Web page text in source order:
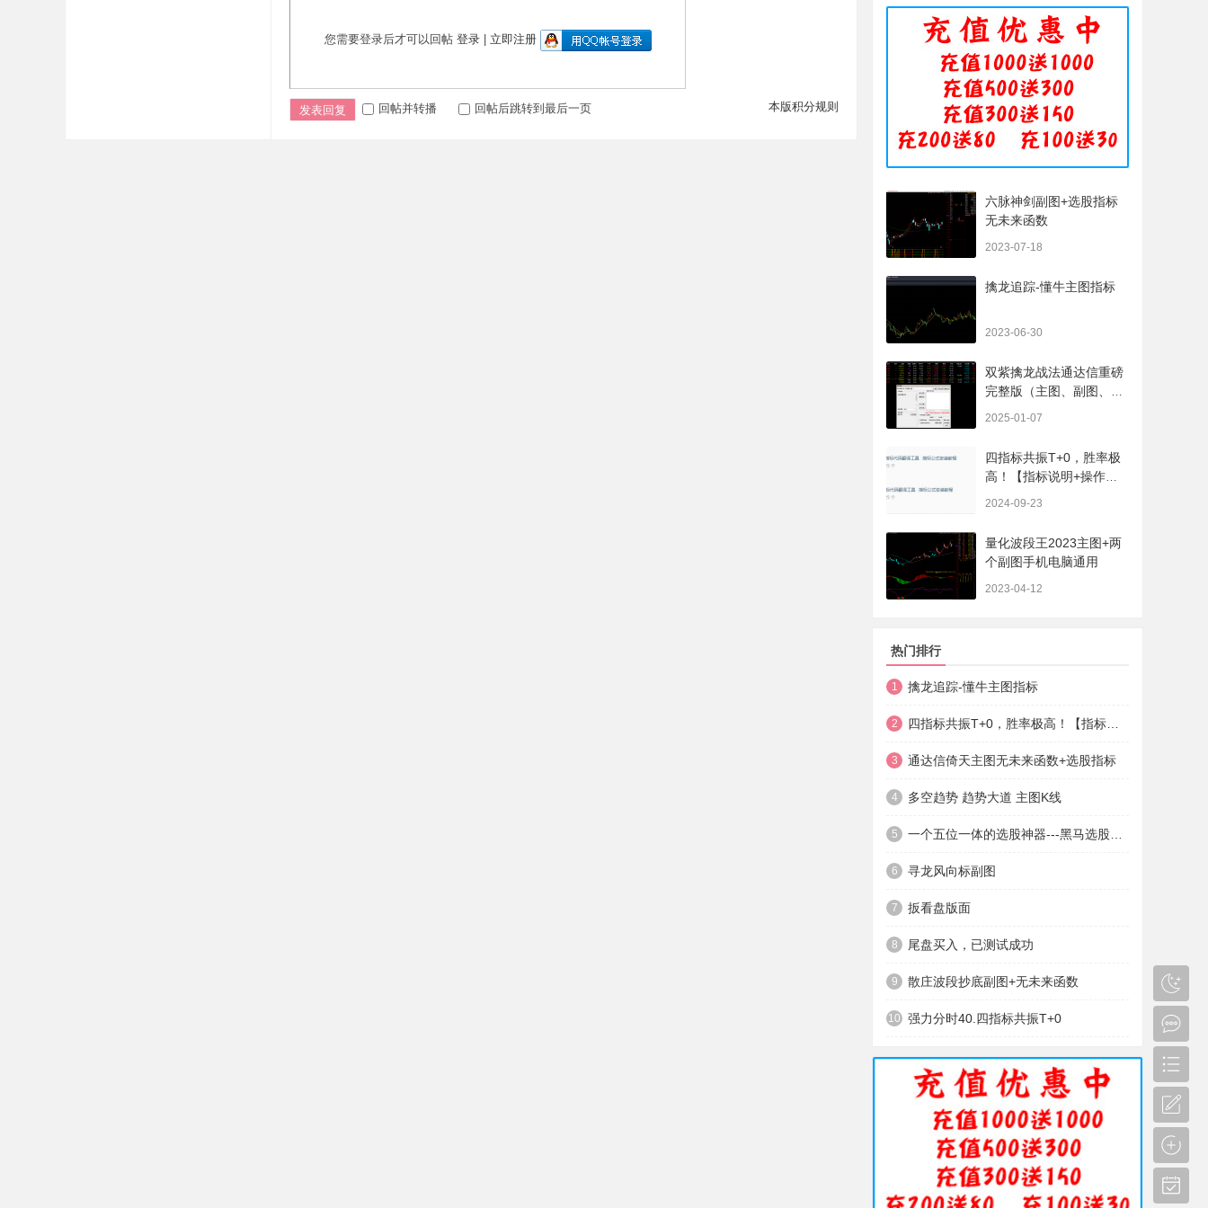
您需要登录后才可以回帖 登录| 立即注册
本版积分规则
发表回复 回帖并转播 回帖后跳转到最后一页
六脉神剑副图+选股指标
无未来函数
2023-07-18
擒龙追踪-懂牛主图指标
2023-06-30
双紫擒龙战法通达信重磅
完整版（主图、副图、排
2025-01-07
四指标共振T+0，胜率极
高！【指标说明+操作方
2024-09-23
量化波段王2023主图+两
个副图手机电脑通用
2023-04-12
热门排行
1 擒龙追踪-懂牛主图指标
2
3 通达信倚天主图无未来函数+选股指标
4 多空趋势 趋势大道 主图K线
5
6 寻龙风向标副图
7 扳看盘版面
8 尾盘买入，已测试成功
9 散庄波段抄底副图+无未来函数
10 强力分时40.四指标共振T+0